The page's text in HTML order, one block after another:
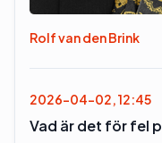
Rolf van den Brink
2026-04-02, 12:45
Vad är det för fel